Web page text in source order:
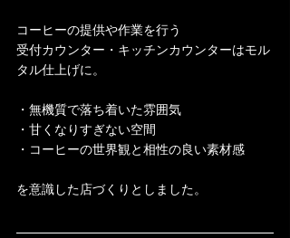
コーヒーの提供や作業を行う
受付カウンター・キッチンカウンターはモル
タル仕上げに。
・無機質で落ち着いた雰囲気
・甘くなりすぎない空間
・コーヒーの世界観と相性の良い素材感
を意識した店づくりとしました。